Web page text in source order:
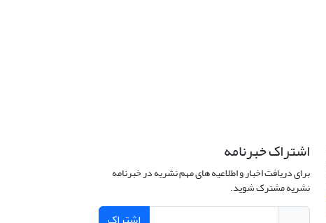
اشتراک خبرنامه
برای دریافت اخبار و اطلاعیه های مهم نشریه در خبرنامه
نشریه مشترک شوید.